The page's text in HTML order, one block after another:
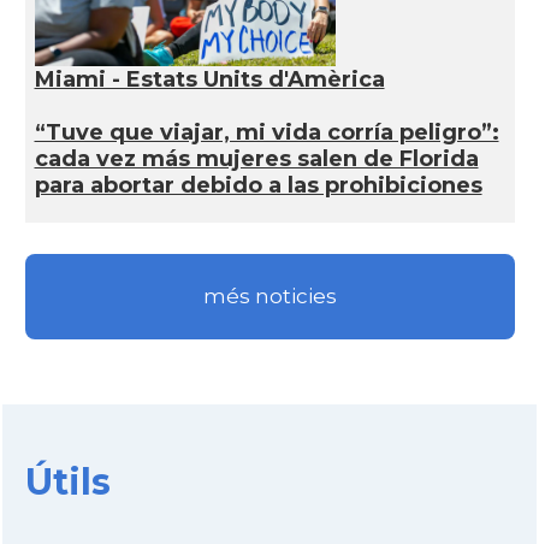
Miami - Estats Units d'Amèrica
“Tuve que viajar, mi vida corría peligro”:
cada vez más mujeres salen de Florida
para abortar debido a las prohibiciones
més noticies
Útils